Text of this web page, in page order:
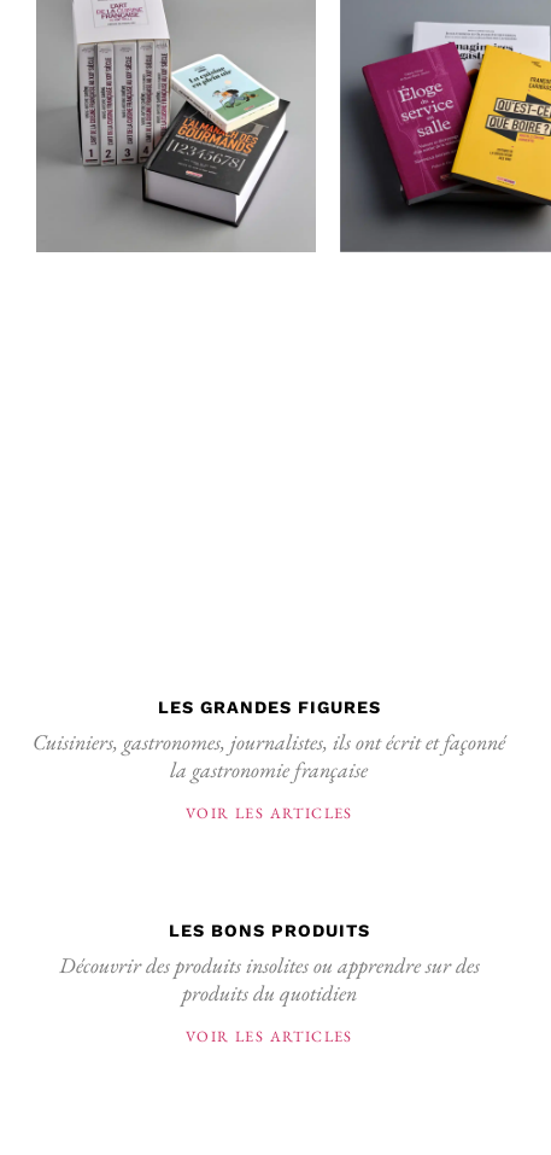
LES GRANDES FIGURES
Cuisiniers, gastronomes, journalistes, ils ont écrit et façonné
la gastronomie française
VOIR LES ARTICLES
LES BONS PRODUITS
Découvrir des produits insolites ou apprendre sur des
produits du quotidien
VOIR LES ARTICLES